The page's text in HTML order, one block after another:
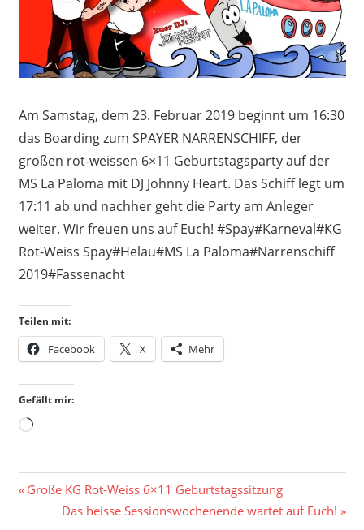
Am Samstag, dem 23. Februar 2019 beginnt um 16:30
das Boarding zum SPAYER NARRENSCHIFF, der
großen rot-weissen 6×11 Geburtstagsparty auf der
MS La Paloma mit DJ Johnny Heart. Das Schiff legt um
17:11 ab und nachher geht die Party am Anleger
weiter. Wir freuen uns auf Euch! #Spay#Karneval#KG
Rot-Weiss Spay#Helau#MS La Paloma#Narrenschiff
2019#Fassenacht
Teilen mit:
Facebook X Mehr
Gefällt mir:
Wird
Beitragsnavigation
Vorheriger
Beitrag:
Große KG Rot-Weiss 6×11 Geburtstagssitzung
Nächster
Das heisse Sessionswochenende wartet auf Euch!